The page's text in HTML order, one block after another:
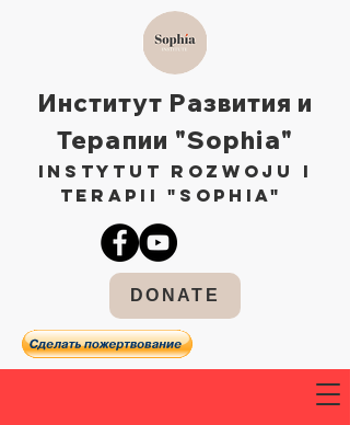
Институт Развития и
Терапии "Sophia"
Instytut Rozwoju i
Terapii "Sophia"
DONATE